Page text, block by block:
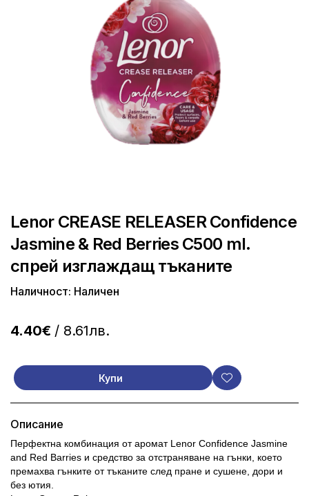
Lenor CREASE RELEASER Confidence
Jasmine & Red Berries C500 ml.
спрей изглаждащ тъканите
Наличност: Наличен
4.40€ / 8.61лв.
Купи
Описание
Перфектна комбинация от аромат Lenor Confidence Jasmine
and Red Barries и средство за отстраняване на гънки, което
премахва гънките от тъканите след пране и сушене, дори и
без ютия.